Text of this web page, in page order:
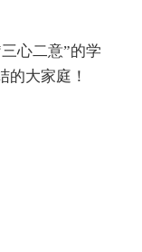
心二意”的学
的大家庭！